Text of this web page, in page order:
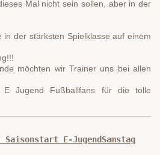
Mal nicht sein sollen, aber in der
in der stärksten Spielklasse auf einem
möchten wir Trainer uns bei allen
E Jugend Fußballfans für die tolle
E-JugendSamstag